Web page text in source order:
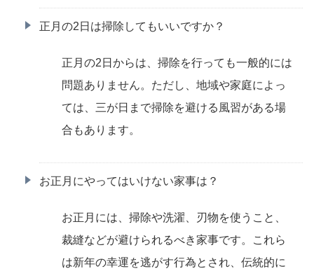
正月の2日は掃除してもいいですか？
正月の2日からは、掃除を行っても一般的には
問題ありません。ただし、地域や家庭によっ
ては、三が日まで掃除を避ける風習がある場
合もあります。
お正月にやってはいけない家事は？
お正月には、掃除や洗濯、刃物を使うこと、
裁縫などが避けられるべき家事です。これら
は新年の幸運を逃がす行為とされ、伝統的に